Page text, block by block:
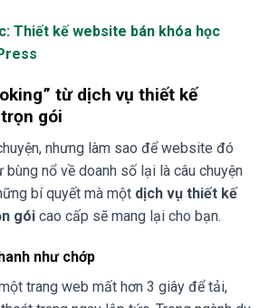
Thiết kế website bán khóa học
từ dịch vụ thiết kế
gói
nhưng làm sao để website đó
nổ về doanh số lại là câu chuyện
bí quyết mà một dịch vụ thiết kế
gói cao cấp sẽ mang lại cho bạn.
như chớp
trang web mất hơn 3 giây để tải,